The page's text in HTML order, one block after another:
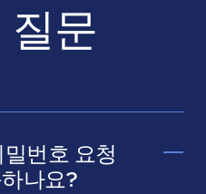
문
번호 요청
나요?